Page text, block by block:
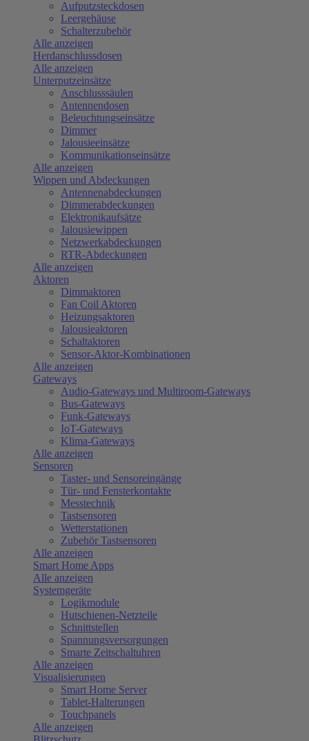
Aufputzsteckdosen
Leergehäuse
Schalterzubehör
Alle anzeigen
Herdanschlussdosen
Alle anzeigen
Unterputzeinsätze
Anschlusssäulen
Antennendosen
Beleuchtungseinsätze
Dimmer
Jalousieeinsätze
Kommunikationseinsätze
Alle anzeigen
Wippen und Abdeckungen
Antennenabdeckungen
Dimmerabdeckungen
Elektronikaufsätze
Jalousiewippen
Netzwerkabdeckungen
RTR-Abdeckungen
Alle anzeigen
Aktoren
Dimmaktoren
Fan Coil Aktoren
Heizungsaktoren
Jalousieaktoren
Schaltaktoren
Sensor-Aktor-Kombinationen
Alle anzeigen
Gateways
Audio-Gateways und Multiroom-Gateways
Bus-Gateways
Funk-Gateways
IoT-Gateways
Klima-Gateways
Alle anzeigen
Sensoren
Taster- und Sensoreingänge
Tür- und Fensterkontakte
Messtechnik
Tastsensoren
Wetterstationen
Zubehör Tastsensoren
Alle anzeigen
Smart Home Apps
Alle anzeigen
Systemgeräte
Logikmodule
Hutschienen-Netzteile
Schnittstellen
Spannungsversorgungen
Smarte Zeitschaltuhren
Alle anzeigen
Visualisierungen
Smart Home Server
Tablet-Halterungen
Touchpanels
Alle anzeigen